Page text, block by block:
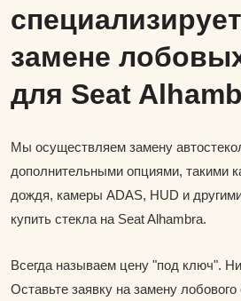
замене
для Seat
Мы осуществляем замену
дополнительными опциями, такими
дождя, камеры ADAS, HUD и
купить стекла на Seat Alhambra.
Всегда называем цену "под ключ".
Оставьте заявку на замену